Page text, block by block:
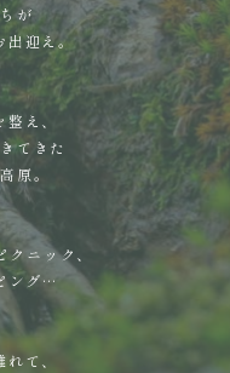
が
出迎え。
え、
てきた
原。
ニック、
ング…
て、